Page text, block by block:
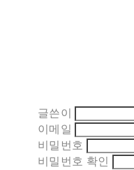
글쓴이
이메일
비밀번호
비밀번호 확인